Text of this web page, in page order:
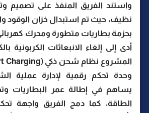
واستند الفريق المنفذ على تصميم
نظيف، حيث تم استبدال خزان الوقود
بحزمة بطاريات متطورة ومحرك كهربائي
أدى إلى إلغاء الانبعاثات الكربونية
وحدة تحكم رقمية لإدارة عملية
يساهم في إطالة عمر البطاريات
الطاقة، كما دمج الفريق واجهة